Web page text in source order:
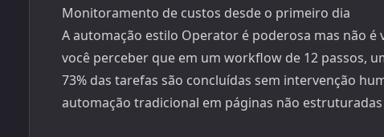
Monitoramento de custos desde o primeiro dia
A automação estilo Operator é poderosa mas não
você perceber que em um workflow de 12 passos,
73% das tarefas são concluídas sem intervenção
automação tradicional em páginas não